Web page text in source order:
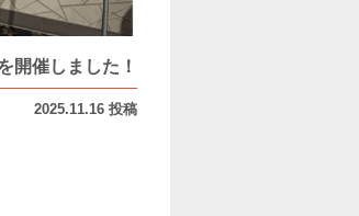
開催しました！
2025.11.16 投稿